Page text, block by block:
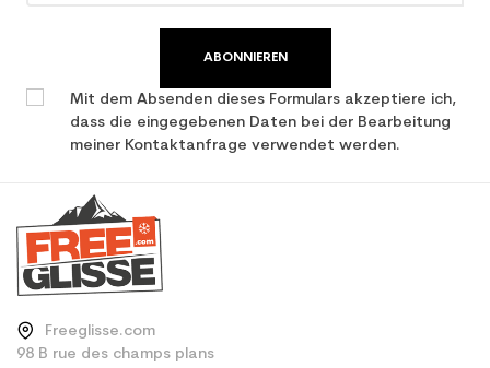
ABONNIEREN
Mit dem Absenden dieses Formulars akzeptiere ich,
dass die eingegebenen Daten bei der Bearbeitung
meiner Kontaktanfrage verwendet werden.
Freeglisse.com
98 B rue des champs plans